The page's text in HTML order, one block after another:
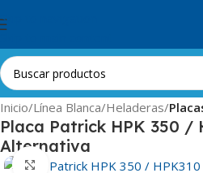
Skip to navigation
Inicio Línea Blanca Heladeras
Placa Patrick HPK 350 /
Alternativa
Clic para ampliar